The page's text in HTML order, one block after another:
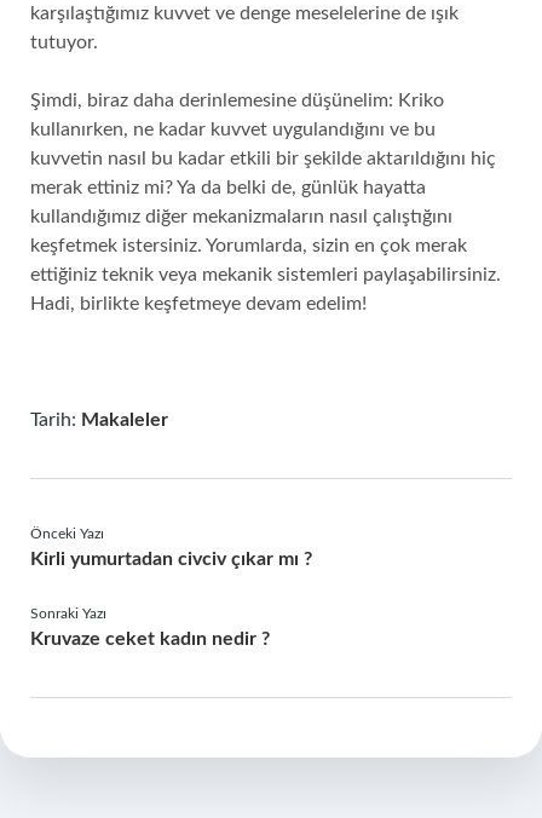
karşılaştığımız kuvvet ve denge meselelerine de ışık
tutuyor.
Şimdi, biraz daha derinlemesine düşünelim: Kriko
kullanırken, ne kadar kuvvet uygulandığını ve bu
kuvvetin nasıl bu kadar etkili bir şekilde aktarıldığını hiç
merak ettiniz mi? Ya da belki de, günlük hayatta
kullandığımız diğer mekanizmaların nasıl çalıştığını
keşfetmek istersiniz. Yorumlarda, sizin en çok merak
ettiğiniz teknik veya mekanik sistemleri paylaşabilirsiniz.
Hadi, birlikte keşfetmeye devam edelim!
Tarih: Makaleler
Önceki Yazı
Kirli yumurtadan civciv çıkar mı ?
Sonraki Yazı
Kruvaze ceket kadın nedir ?